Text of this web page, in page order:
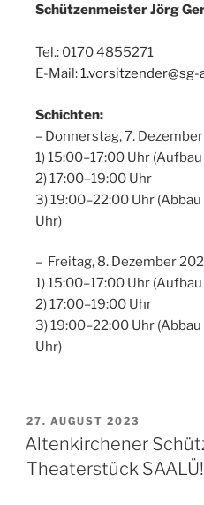
Schützenmeister Jörg
Tel.: 0170 4855271
E-Mail:
Schichten:
– Donnerstag, 7.
1) 15:00–17:00 Uhr
2) 17:00–19:00 Uhr
3) 19:00–22:00 Uhr
Uhr)
– Freitag, 8. Dezember
1) 15:00–17:00 Uhr
2) 17:00–19:00 Uhr
3) 19:00–22:00 Uhr
Uhr)
27. AUGUST 2023
Altenkirchener
Theaterstück